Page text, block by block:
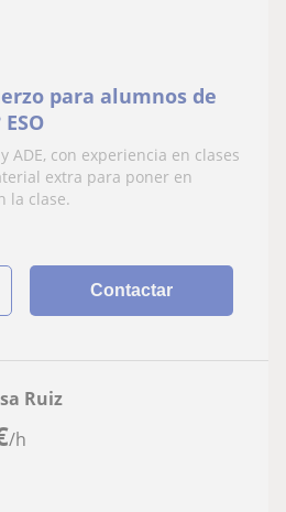
para alumnos de
ADE, con experiencia en clases
extra para poner en
la clase.
Contactar
/h
Ruiz